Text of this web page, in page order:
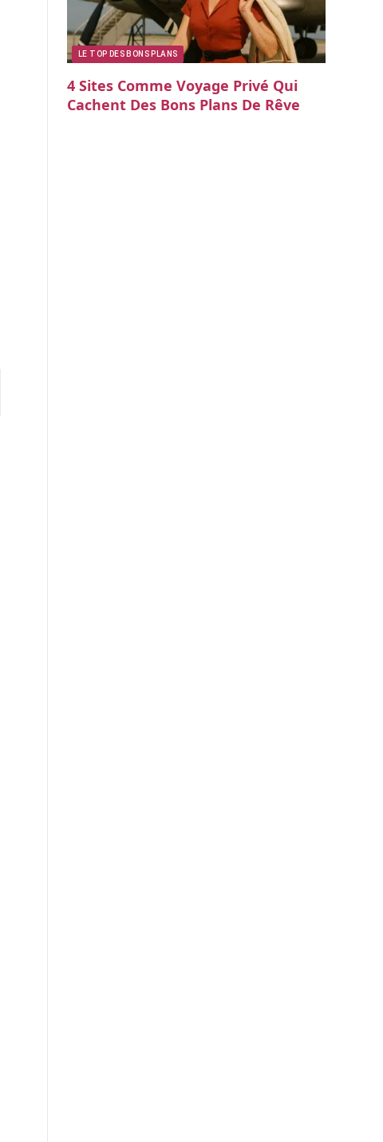
LE TOP DES BONS PLANS
4 Sites Comme Voyage Privé Qui
Cachent Des Bons Plans De Rêve